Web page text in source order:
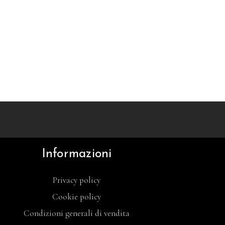
Informazioni
Privacy policy
Cookie policy
Condizioni generali di vendita